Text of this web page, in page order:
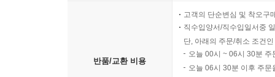
반품/교환 비용
고객의 단순변심 및 착오구
직수입양서/직수입일서중
단, 아래의 주문/취소 조건
오늘 00시 ~ 06시 30분
오늘 06시 30분 이후 주